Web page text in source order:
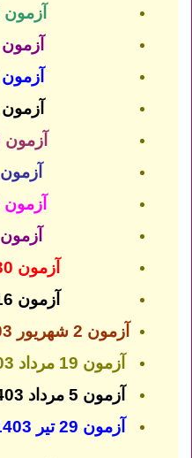
آزمون 28 دی 1403
آزمون 21 دی 1403
آزمون 30 آذر 1403
آزمون 16 آذر 1403
آزمون 18 آبان 1403
آزمون 4 آبان 1403
آزمون 20 مهر 1403
آزمون 6 مهر 1403
آزمون 30 شهریور 1403
آزمون 16 شهریور 1403
آزمون 2 شهریور 1403
آزمون 19 مرداد 1403
آزمون 5 مرداد 1403
آزمون 29 تیر 1403